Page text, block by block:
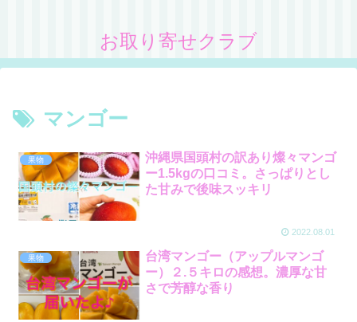
お取り寄せクラブ
マンゴー
果物
沖縄県国頭村の訳あり燦々マンゴ
ー1.5kgの口コミ。さっぱりとし
た甘みで後味スッキリ
2022.08.01
果物
台湾マンゴー（アップルマンゴ
ー）２.５キロの感想。濃厚な甘
さで芳醇な香り